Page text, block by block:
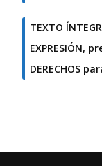
TEXTO
EXPRESIÓN,
DERECHOS